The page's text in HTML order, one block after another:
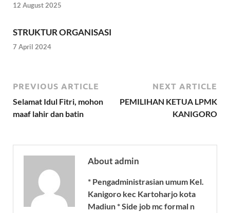
12 August 2025
STRUKTUR ORGANISASI
7 April 2024
PREVIOUS ARTICLE
Selamat Idul Fitri, mohon
maaf lahir dan batin
NEXT ARTICLE
PEMILIHAN KETUA LPMK
KANIGORO
About admin
* Pengadministrasian umum Kel.
Kanigoro kec Kartoharjo kota
Madiun * Side job mc formal n